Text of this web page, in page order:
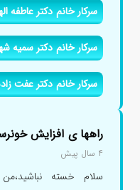
سرکار خانم دکتر عاطفه
سرکار خانم دکتر سمیه
سرکار خانم دکتر عفت
راهها ی افزایش
۴ سال پیش
سلام خسته